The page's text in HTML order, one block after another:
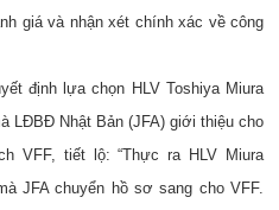
giá và nhận xét chính xác về công
định lựa chọn HLV Toshiya Miura
LĐBĐ Nhật Bản (JFA) giới thiệu cho
VFF, tiết lộ: “Thực ra HLV Miura
JFA chuyển hồ sơ sang cho VFF.